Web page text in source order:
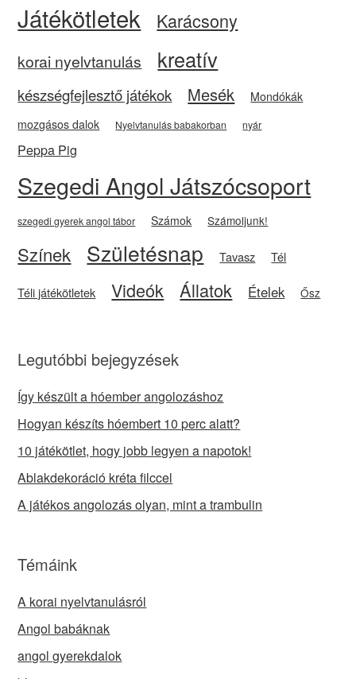
Játékötletek Karácsony
korai nyelvtanulás kreatív
készségfejlesztő játékok Mesék
Mondókák
mozgásos dalok
Nyelvtanulás babakorban nyár
Peppa Pig
Szegedi Angol Játszócsoport
szegedi gyerek angol tábor Számok Számoljunk!
Színek Születésnap Tavasz Tél
Téli játékötletek Videók Állatok Ételek Ősz
Legutóbbi bejegyzések
Így készült a hóember angolozáshoz
Hogyan készíts hóembert 10 perc alatt?
10 játékötlet, hogy jobb legyen a napotok!
Ablakdekoráció kréta filccel
A játékos angolozás olyan, mint a trambulin
Témáink
A korai nyelvtanulásról
Angol babáknak
angol gyerekdalok